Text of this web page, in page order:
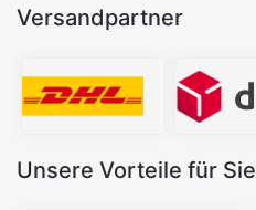
Versandpartner
Unsere Vorteile für Sie